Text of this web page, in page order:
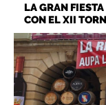
LA GRAN
CON EL XII